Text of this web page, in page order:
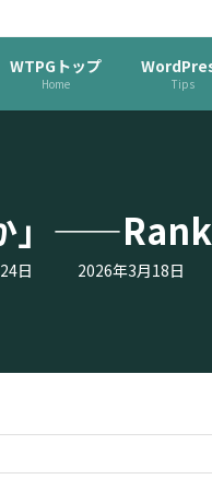
WTPGトップ
Home Tips
」
日 最
終
2026年3月18日